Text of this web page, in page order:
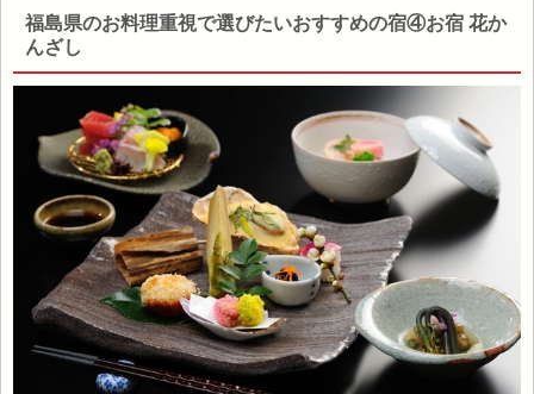
福島県のお料理重視で選びたいおすすめの宿④お宿 花か
んざし